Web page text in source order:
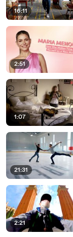
16:11
2:51
1:07
21:31
2:21